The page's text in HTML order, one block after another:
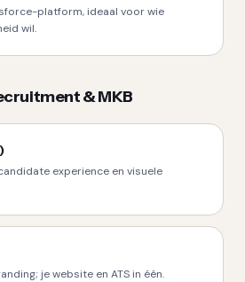
platform, ideaal voor wie
wil.
& MKB
experience en visuele
je website en ATS in één.